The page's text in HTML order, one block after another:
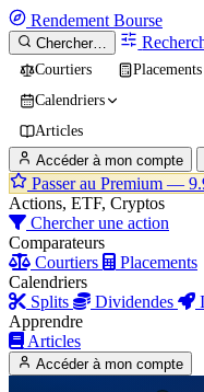
Rendement Bourse
Chercher…
Courtiers
Placements
Calendriers
Articles
Accéder à mon compte
Passer au Premium —
Actions, ETF, Cryptos
Chercher une action
Comparateurs
Courtiers
Placements
Calendriers
Splits
Dividendes
Apprendre
Articles
Accéder à mon compte